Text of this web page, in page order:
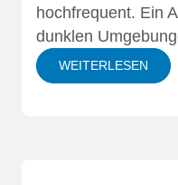
hochfrequent. Ein
dunklen
WEITERLESEN